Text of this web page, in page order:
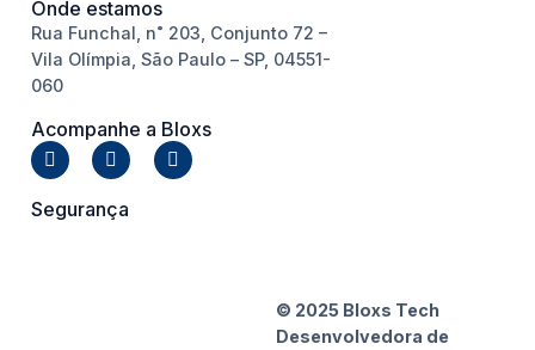
Onde estamos
Rua Funchal, n˚ 203, Conjunto 72 –
Vila Olímpia, São Paulo – SP, 04551-
060
Acompanhe a Bloxs
Segurança
© 2025 Bloxs Tech
Desenvolvedora de